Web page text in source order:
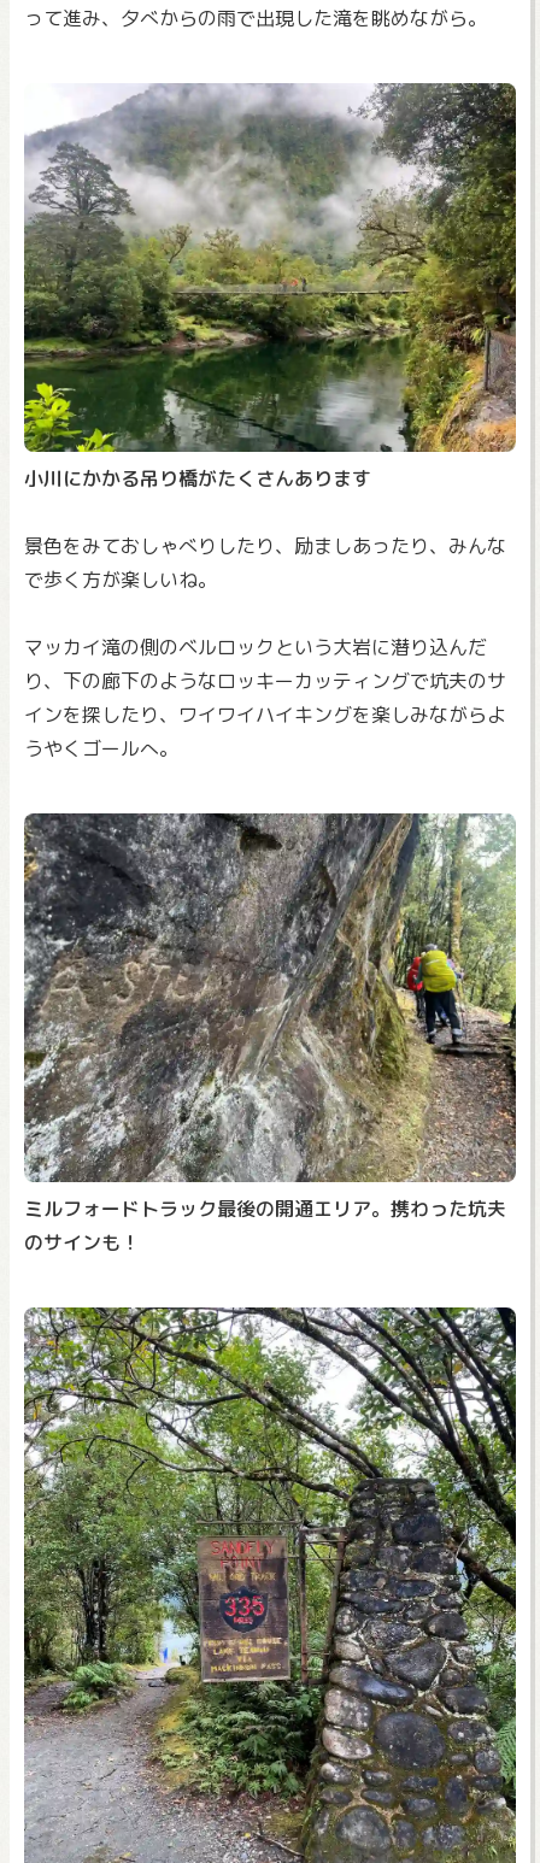
って進み、夕べからの雨で出現した滝を眺めながら。
小川にかかる吊り橋がたくさんあります
景色をみておしゃべりしたり、励ましあったり、みんな
で歩く方が楽しいね。
マッカイ滝の側のベルロックという大岩に潜り込んだ
り、下の廊下のようなロッキーカッティングで坑夫のサ
インを探したり、ワイワイハイキングを楽しみながらよ
うやくゴールへ。
ミルフォードトラック最後の開通エリア。携わった坑夫
のサインも！